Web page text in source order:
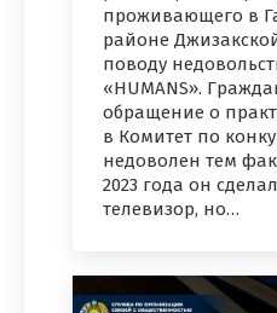
проживающего в
районе
поводу
«HUMANS».
обращение о
в Комитет по
недоволен тем
2023 года он
телевизор, но…